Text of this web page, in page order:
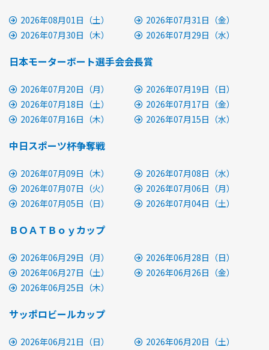
2026年08月01日（土）
2026年07月31日（金）
2026年07月30日（木）
2026年07月29日（水）
日本モーターボート選手会会長賞
2026年07月20日（月）
2026年07月19日（日）
2026年07月18日（土）
2026年07月17日（金）
2026年07月16日（木）
2026年07月15日（水）
中日スポーツ杯争奪戦
2026年07月09日（木）
2026年07月08日（水）
2026年07月07日（火）
2026年07月06日（月）
2026年07月05日（日）
2026年07月04日（土）
ＢＯＡＴＢｏｙカップ
2026年06月29日（月）
2026年06月28日（日）
2026年06月27日（土）
2026年06月26日（金）
2026年06月25日（木）
サッポロビールカップ
2026年06月21日（日）
2026年06月20日（土）